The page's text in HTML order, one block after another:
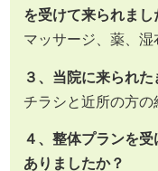
を受けて来られまし
マッサージ、薬、湿
３、当院に来られた
チラシと近所の方の
４、整体プランを
ありましたか？